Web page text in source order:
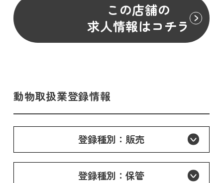
この店舗の
求人情報はコチラ
動物取扱業登録情報
登録種別：販売
登録種別：保管